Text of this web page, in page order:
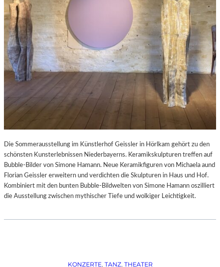
Die Sommerausstellung im Künstlerhof Geissler in Hörlkam gehört zu den
schönsten Kunsterlebnissen Niederbayerns. Keramikskulpturen treffen auf
Bubble-Bilder von Simone Hamann. Neue Keramikfiguren von Michaela aund
Florian Geissler erweitern und verdichten die Skulpturen in Haus und Hof.
Kombiniert mit den bunten Bubble-Bildwelten von Simone Hamann oszilliert
die Ausstellung zwischen mythischer Tiefe und wolkiger Leichtigkeit.
KONZERTE, TANZ, THEATER